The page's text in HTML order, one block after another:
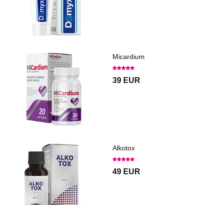
Micardium
39 EUR
Alkotox
49 EUR